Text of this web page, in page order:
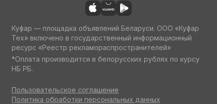
Куфар — площадка объявлений Беларуси. ООО «Куфар
Тех» включено в государственный информационный
ресурс «Реестр рекламораспространителей»
*Оплата производится в белорусских рублях по курсу
НБ РБ.
Пользовательское соглашение
Политика обработки персональных данных